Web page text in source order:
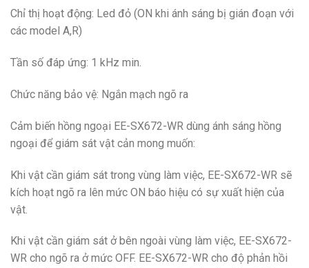
Chỉ thị hoạt động: Led đỏ (ON khi ánh sáng bị gián đoạn với
các model A,R)
Tần số đáp ứng: 1 kHz min.
Chức năng bảo vệ: Ngắn mạch ngõ ra
Cảm biến hồng ngoại EE-SX672-WR dùng ánh sáng hồng
ngoại để giám sát vật cản mong muốn:
Khi vật cần giám sát trong vùng làm việc, EE-SX672-WR sẽ
kích hoạt ngõ ra lên mức ON báo hiệu có sự xuất hiện của
vật.
Khi vật cần giám sát ở bên ngoài vùng làm việc, EE-SX672-
WR cho ngõ ra ở mức OFF. EE-SX672-WR cho độ phản hồi